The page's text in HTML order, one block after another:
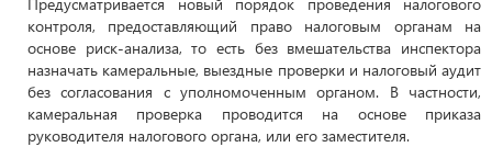
контроля, предоставляющий право налоговым органам на
основе риск-анализа, то есть без вмешательства инспектора
назначать камеральные, выездные проверки и налоговый аудит
без согласования с уполномоченным органом. В частности,
камеральная проверка проводится на основе приказа
руководителя налогового органа, или его заместителя.